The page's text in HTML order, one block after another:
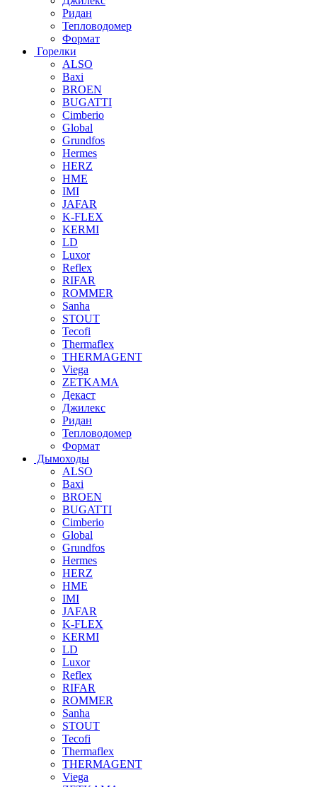
Ридан
Тепловодомер
Формат
Горелки
ALSO
Baxi
BROEN
BUGATTI
Cimberio
Global
Grundfos
Hermes
HERZ
HME
IMI
JAFAR
K-FLEX
KERMI
LD
Luxor
Reflex
RIFAR
ROMMER
Sanha
STOUT
Tecofi
Thermaflex
THERMAGENT
Viega
ZETKAMA
Декаст
Джилекс
Ридан
Тепловодомер
Формат
Дымоходы
ALSO
Baxi
BROEN
BUGATTI
Cimberio
Global
Grundfos
Hermes
HERZ
HME
IMI
JAFAR
K-FLEX
KERMI
LD
Luxor
Reflex
RIFAR
ROMMER
Sanha
STOUT
Tecofi
Thermaflex
THERMAGENT
Viega